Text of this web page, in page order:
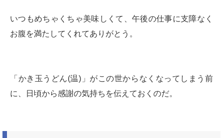
いつもめちゃくちゃ美味しくて、午後の仕事に支障なく
お腹を満たしてくれてありがとう。
「かき玉うどん(温)」がこの世からなくなってしまう前
に、日頃から感謝の気持ちを伝えておくのだ。